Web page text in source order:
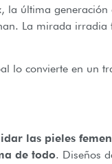
la última generación
La mirada irradia
lo convierte en un
las pieles
de todo. Diseños